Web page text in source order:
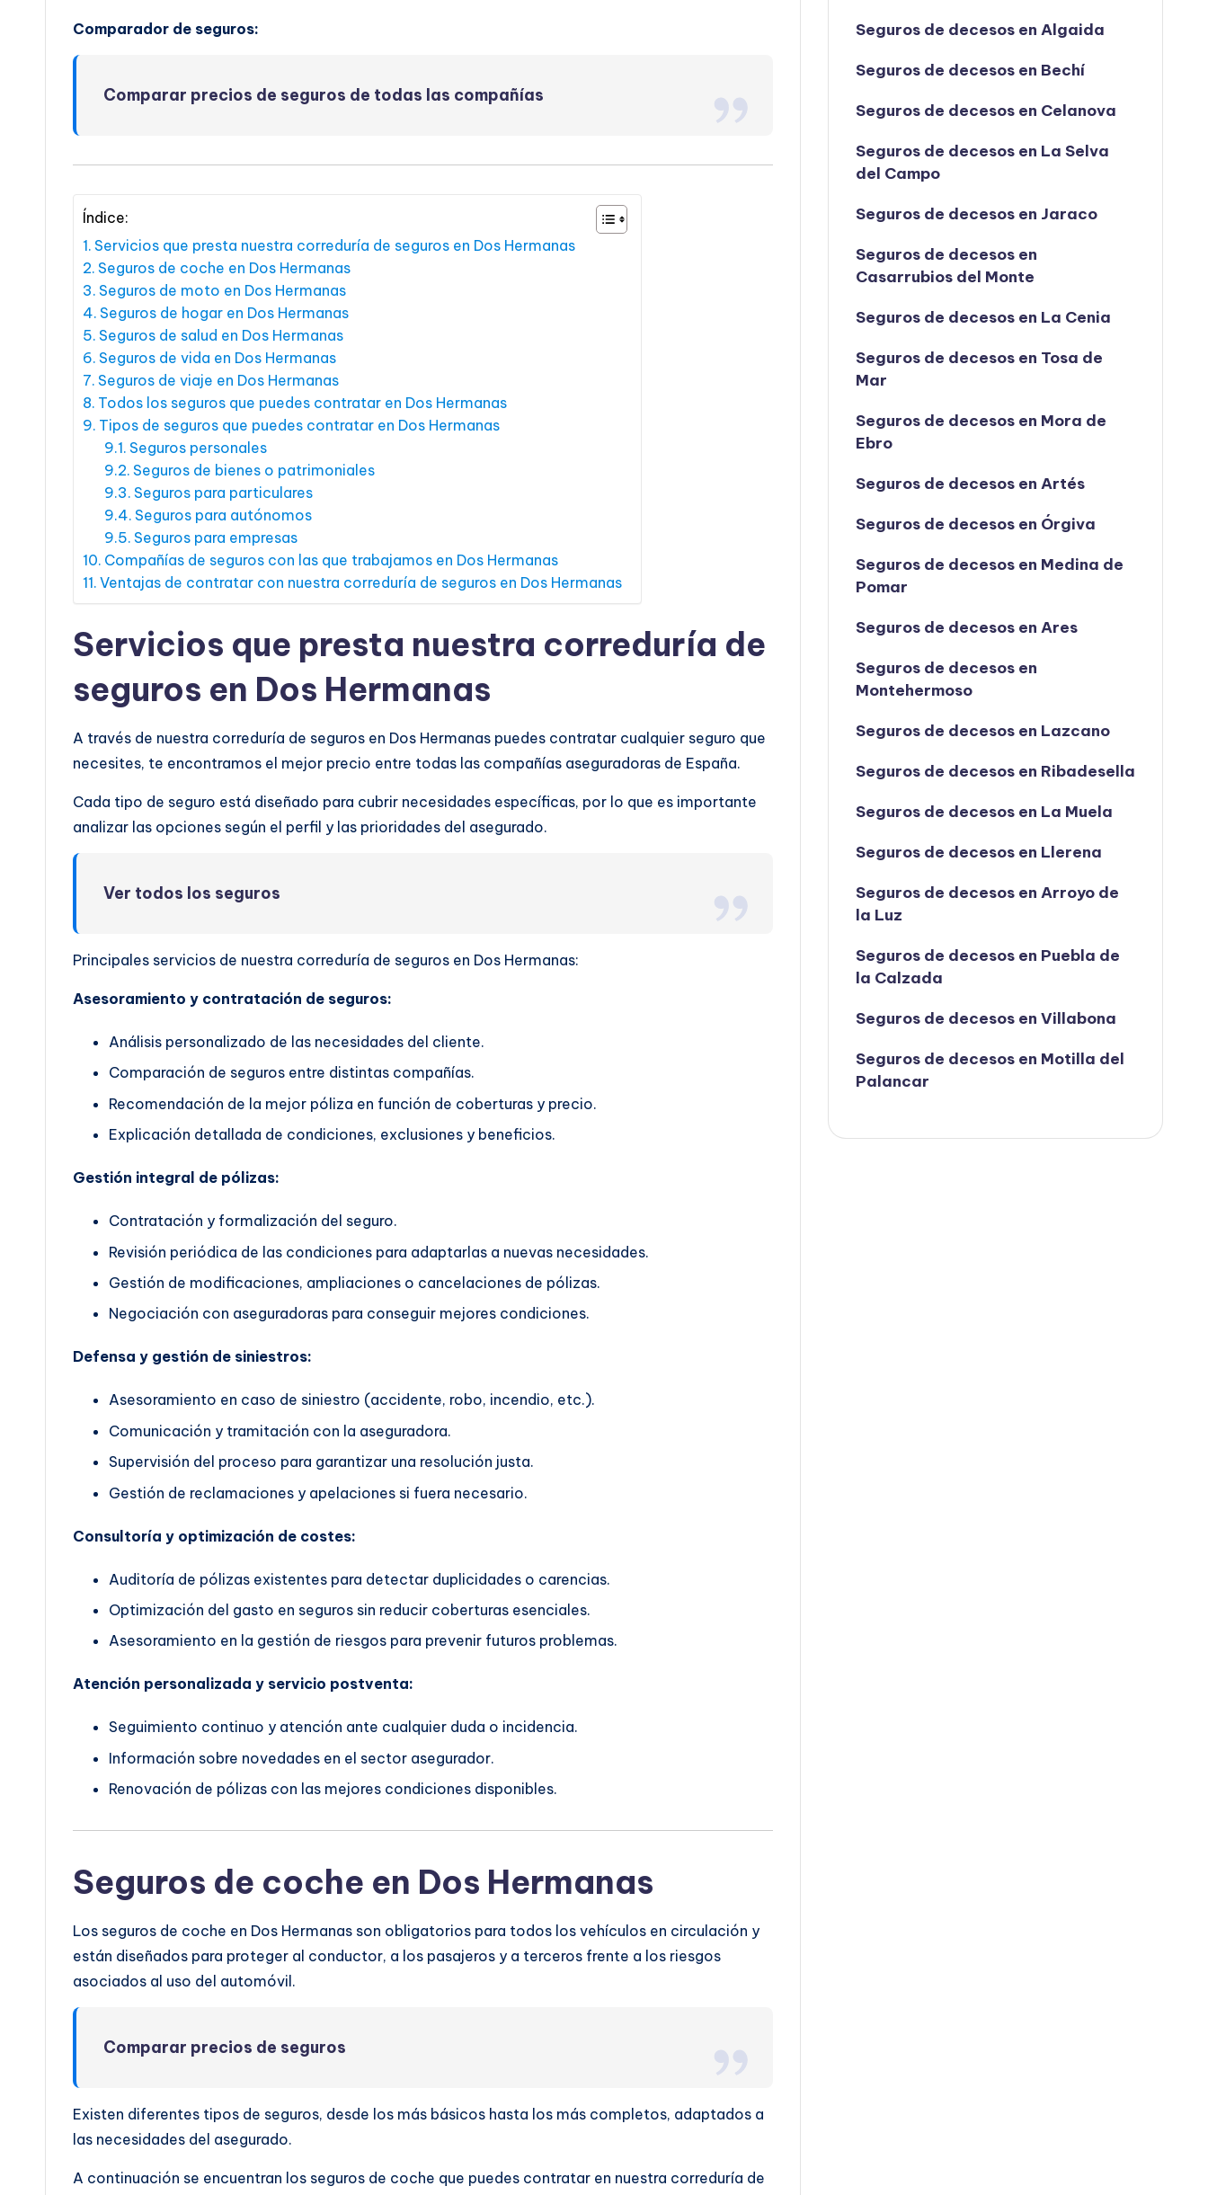
Comparador de seguros:
Comparar precios de seguros de todas las compañías
Índice:
Servicios que presta nuestra correduría de seguros en Dos Hermanas
Seguros de coche en Dos Hermanas
Seguros de moto en Dos Hermanas
Seguros de hogar en Dos Hermanas
Seguros de salud en Dos Hermanas
Seguros de vida en Dos Hermanas
Seguros de viaje en Dos Hermanas
Todos los seguros que puedes contratar en Dos Hermanas
Tipos de seguros que puedes contratar en Dos Hermanas
Seguros personales
Seguros de bienes o patrimoniales
Seguros para particulares
Seguros para autónomos
Seguros para empresas
Compañías de seguros con las que trabajamos en Dos Hermanas
Ventajas de contratar con nuestra correduría de seguros en Dos Hermanas
Servicios que presta nuestra correduría de
seguros en Dos Hermanas
A través de nuestra correduría de seguros en Dos Hermanas puedes contratar cualquier seguro que
necesites, te encontramos el mejor precio entre todas las compañías aseguradoras de España.
Cada tipo de seguro está diseñado para cubrir necesidades específicas, por lo que es importante
analizar las opciones según el perfil y las prioridades del asegurado.
Ver todos los seguros
Principales servicios de nuestra correduría de seguros en Dos Hermanas:
Asesoramiento y contratación de seguros:
Análisis personalizado de las necesidades del cliente.
Comparación de seguros entre distintas compañías.
Recomendación de la mejor póliza en función de coberturas y precio.
Explicación detallada de condiciones, exclusiones y beneficios.
Gestión integral de pólizas:
Contratación y formalización del seguro.
Revisión periódica de las condiciones para adaptarlas a nuevas necesidades.
Gestión de modificaciones, ampliaciones o cancelaciones de pólizas.
Negociación con aseguradoras para conseguir mejores condiciones.
Defensa y gestión de siniestros:
Asesoramiento en caso de siniestro (accidente, robo, incendio, etc.).
Comunicación y tramitación con la aseguradora.
Supervisión del proceso para garantizar una resolución justa.
Gestión de reclamaciones y apelaciones si fuera necesario.
Consultoría y optimización de costes:
Auditoría de pólizas existentes para detectar duplicidades o carencias.
Optimización del gasto en seguros sin reducir coberturas esenciales.
Asesoramiento en la gestión de riesgos para prevenir futuros problemas.
Atención personalizada y servicio postventa:
Seguimiento continuo y atención ante cualquier duda o incidencia.
Información sobre novedades en el sector asegurador.
Renovación de pólizas con las mejores condiciones disponibles.
Seguros de coche en Dos Hermanas
Los seguros de coche en Dos Hermanas son obligatorios para todos los vehículos en circulación y
están diseñados para proteger al conductor, a los pasajeros y a terceros frente a los riesgos
asociados al uso del automóvil.
Comparar precios de seguros
Existen diferentes tipos de seguros, desde los más básicos hasta los más completos, adaptados a
las necesidades del asegurado.
A continuación se encuentran los seguros de coche que puedes contratar en nuestra correduría de
Seguros de decesos en Algaida
Seguros de decesos en Bechí
Seguros de decesos en Celanova
Seguros de decesos en La Selva
del Campo
Seguros de decesos en Jaraco
Seguros de decesos en
Casarrubios del Monte
Seguros de decesos en La Cenia
Seguros de decesos en Tosa de
Mar
Seguros de decesos en Mora de
Ebro
Seguros de decesos en Artés
Seguros de decesos en Órgiva
Seguros de decesos en Medina de
Pomar
Seguros de decesos en Ares
Seguros de decesos en
Montehermoso
Seguros de decesos en Lazcano
Seguros de decesos en Ribadesella
Seguros de decesos en La Muela
Seguros de decesos en Llerena
Seguros de decesos en Arroyo de
la Luz
Seguros de decesos en Puebla de
la Calzada
Seguros de decesos en Villabona
Seguros de decesos en Motilla del
Palancar